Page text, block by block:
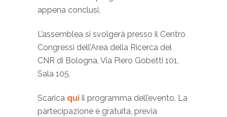
appena conclusi.
L’assemblea si svolgerà presso il Centro
Congressi dell’Area della Ricerca del
CNR di Bologna, Via Piero Gobetti 101,
Sala 105.
Scarica qui il programma dell’evento. La
partecipazione è gratuita, previa